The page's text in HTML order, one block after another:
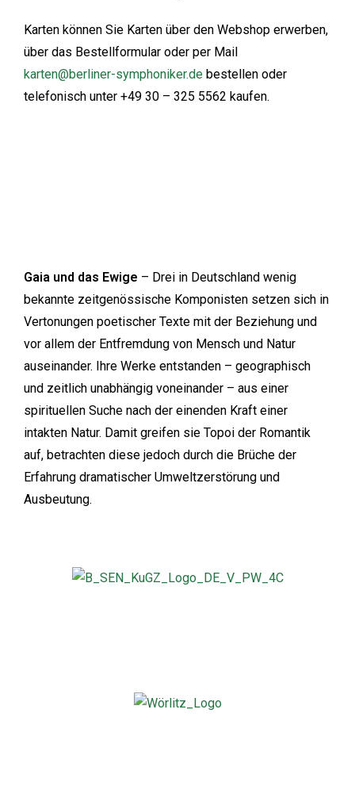
Karten können Sie Karten über den Webshop erwerben,
über das Bestellformular oder per Mail
karten@berliner-symphoniker.de bestellen oder
telefonisch unter +49 30 – 325 5562 kaufen.
Gaia und das Ewige – Drei in Deutschland wenig
bekannte zeitgenössische Komponisten setzen sich in
Vertonungen poetischer Texte mit der Beziehung und
vor allem der Entfremdung von Mensch und Natur
auseinander. Ihre Werke entstanden – geographisch
und zeitlich unabhängig voneinander – aus einer
spirituellen Suche nach der einenden Kraft einer
intakten Natur. Damit greifen sie Topoi der Romantik
auf, betrachten diese jedoch durch die Brüche der
Erfahrung dramatischer Umweltzerstörung und
Ausbeutung.